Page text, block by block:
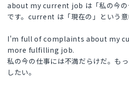
about my current job は「私の今の
です。current は「現在の」という意
I'm full of complaints about my
more fulfilling job.
私の今の仕事には不満だらけだ。も
したい。